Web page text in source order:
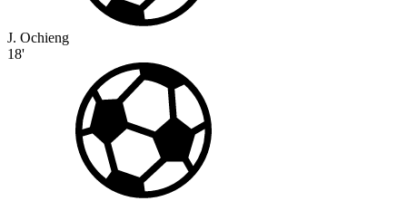
J. Ochieng
18'